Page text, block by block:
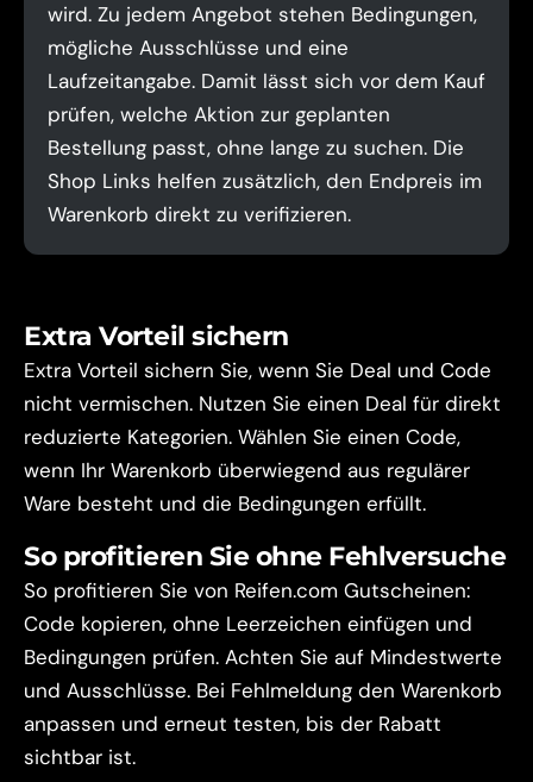
wird. Zu jedem Angebot stehen Bedingungen,
mögliche Ausschlüsse und eine
Laufzeitangabe. Damit lässt sich vor dem Kauf
prüfen, welche Aktion zur geplanten
Bestellung passt, ohne lange zu suchen. Die
Shop Links helfen zusätzlich, den Endpreis im
Warenkorb direkt zu verifizieren.
Extra Vorteil sichern
Extra Vorteil sichern Sie, wenn Sie Deal und Code
nicht vermischen. Nutzen Sie einen Deal für direkt
reduzierte Kategorien. Wählen Sie einen Code,
wenn Ihr Warenkorb überwiegend aus regulärer
Ware besteht und die Bedingungen erfüllt.
So profitieren Sie ohne Fehlversuche
So profitieren Sie von Reifen.com Gutscheinen:
Code kopieren, ohne Leerzeichen einfügen und
Bedingungen prüfen. Achten Sie auf Mindestwerte
und Ausschlüsse. Bei Fehlmeldung den Warenkorb
anpassen und erneut testen, bis der Rabatt
sichtbar ist.